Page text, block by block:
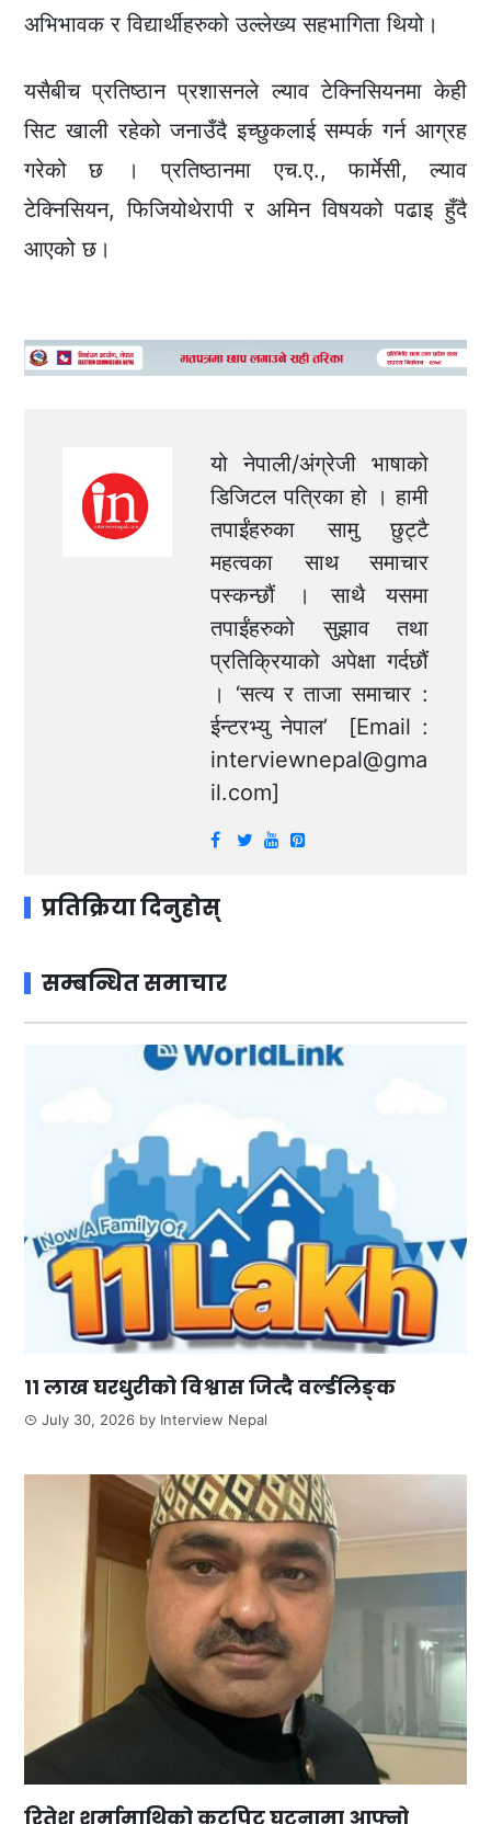
अभिभावक र विद्यार्थीहरुको उल्लेख्य सहभागिता थियो।
यसैबीच प्रतिष्ठान प्रशासनले ल्याव टेक्निसियनमा केही
सिट खाली रहेको जनाउँदै इच्छुकलाई सम्पर्क गर्न आग्रह
गरेको छ । प्रतिष्ठानमा एच.ए., फार्मेसी, ल्याव
टेक्निसियन, फिजियोथेरापी र अमिन विषयको पढाइ हुँदै
आएको छ।
यो नेपाली/अंग्रेजी भाषाको
डिजिटल पत्रिका हो । हामी
तपाईंहरुका सामु छुट्टै
महत्वका साथ समाचार
पस्कन्छौं । साथै यसमा
तपाईंहरुको सुझाव तथा
प्रतिक्रियाको अपेक्षा गर्दछौं
। ‘सत्य र ताजा समाचार :
ईन्टरभ्यु नेपाल’ [Email :
interviewnepal@gma
il.com]
प्रतिक्रिया दिनुहोस्
सम्बन्धित समाचार
११ लाख घरधुरीको विश्वास जित्दै वर्ल्डलिङ्क
July 30, 2026 by Interview Nepal
रितेश शर्मामाथिको कुटपिट घटनामा आफ्नो